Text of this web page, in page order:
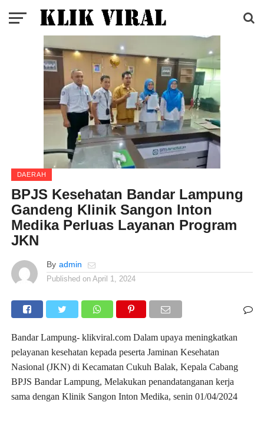
DAERAH
BPJS Kesehatan Bandar Lampung
Gandeng Klinik Sangon Inton
Medika Perluas Layanan Program
JKN
By admin
Published on April 1, 2024
Bandar Lampung- klikviral.com Dalam upaya meningkatkan
pelayanan kesehatan kepada peserta Jaminan Kesehatan
Nasional (JKN) di Kecamatan Cukuh Balak, Kepala Cabang
BPJS Bandar Lampung, Melakukan penandatanganan kerja
sama dengan Klinik Sangon Inton Medika, senin 01/04/2024